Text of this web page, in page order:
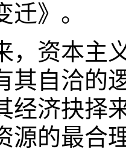
》。
，资本主
其自洽的
经济抉择
源的最合